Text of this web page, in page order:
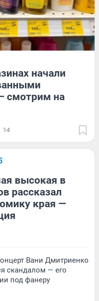
начали
смотрим на
14
высокая в
рассказал
края —
Вани Дмитриенко
скандалом — его
под фанеру